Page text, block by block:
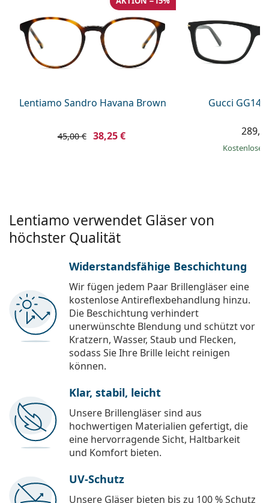
Prada
Alle Marken
Lentiamo Sandro Havana Brown
45,00 € 38,25 €
Gucci
Kostenloser
Lentiamo verwendet Gläser von
höchster Qualität
Widerstandsfähige Beschichtung
Wir fügen jedem Paar Brillengläser eine
kostenlose Antireflexbehandlung hinzu.
Die Beschichtung verhindert
unerwünschte Blendung und schützt vor
Kratzern, Wasser, Staub und Flecken,
sodass Sie Ihre Brille leicht reinigen
können.
Klar, stabil, leicht
Unsere Brillengläser sind aus
hochwertigen Materialien gefertigt, die
eine hervorragende Sicht, Haltbarkeit
und Komfort bieten.
UV-Schutz
Unsere Gläser bieten bis zu 100 % Schutz